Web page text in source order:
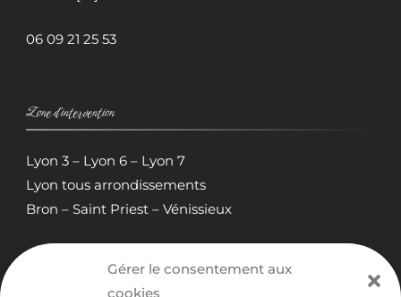
Gérer le consentement aux
cookies
06 09 21 25 53
Zone d’intervention
Lyon 3 – Lyon 6 – Lyon 7
Lyon tous arrondissements
Bron – Saint Priest – Vénissieux